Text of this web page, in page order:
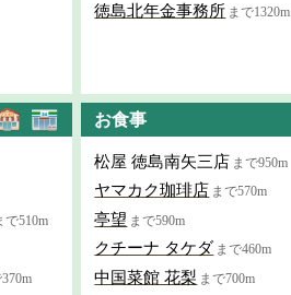
徳島北年金事務所 まで1320m
で510m
お食事
松屋 徳島南矢三店 まで950m
ヤマカク珈琲店 まで570m
亭望 まで590m
クチーナ タケダ まで460m
中国菜館 花梨 まで700m